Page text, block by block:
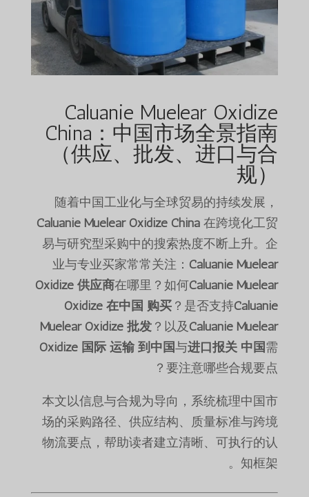
Caluanie Muelear Oxidize
China：中国市场全景指南
（供应、批发、进口与合
规）
随着中国工业化与全球贸易的持续发展，
Caluanie Muelear Oxidize China 在跨境化工贸
易与研究型采购中的搜索热度不断上升。企
业与专业买家常常关注： Caluanie Muelear
Oxidize 供应商在哪里？如何Caluanie Muelear
Oxidize 在中国 购买 ？是否支持Caluanie
Muelear Oxidize 批发 ？以及Caluanie Muelear
Oxidize 国际 运输 到中国与进口报关 中国需
要注意哪些合规要点？
本文以信息与合规为导向，系统梳理中国市
场的采购路径、供应结构、质量标准与跨境
物流要点，帮助读者建立清晰、可执行的认
知框架。